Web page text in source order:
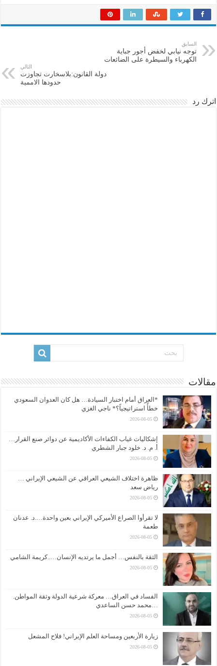
السابق
توجه نيابي لخفض أجور جباية
الكهرباء والسيطرة على الضائعات
التالي
دولة القانون:بلاسخارت تجاوزت
حدودها الاممية
اترك رد
مقالات
*العراق أمام اختبار السيادة… هل كان العدوان السعودي
خطأً استراتيجياً؟* ناجي الغزي
2026-08-05
إشكاليات غياب الكفاءات الأكاديمية عن دوائر صنع القرار…
أ. م. د. خلود جبار الشطري
2026-08-05
ظاهرة اختلاف الشيعي العراقي عن الشيعي الإيراني …
رياض سعد
2026-08-05
لا تقرأوا الصراع الأميركي الإيراني بعين واحدة….د. عدنان
طعمة
2026-08-05
الثقة بالنفس… أجمل ما يرتديه الإنسان…..كريمة الشامي
2026-08-05
الفساد في العراق… معركة شرعية الدولة وثقة المواطن.
…محمد حسن الساعدي
2026-08-05
زيارة الأربعين ومساحة العلم الإيراني! فلاح المشعل
2026-08-05